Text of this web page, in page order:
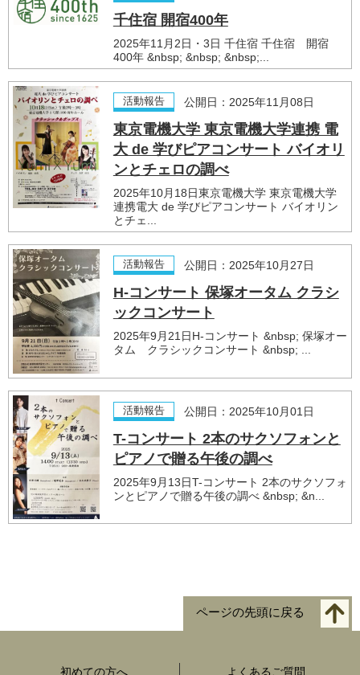
千住宿 開宿400年
2025年11月2日・3日 千住宿 千住宿 開宿
400年 &nbsp; &nbsp; &nbsp;...
活動報告 公開日：2025年11月08日
東京電機大学 東京電機大学連携 電
大 de 学びピアコンサート バイオリ
ンとチェロの調べ
2025年10月18日東京電機大学 東京電機大学
連携電大 de 学びピアコンサート バイオリン
とチェ...
活動報告 公開日：2025年10月27日
H-コンサート 保塚オータム クラシ
ックコンサート
2025年9月21日H-コンサート &nbsp; 保塚オー
タム クラシックコンサート &nbsp; ...
活動報告 公開日：2025年10月01日
T-コンサート 2本のサクソフォンと
ピアノで贈る午後の調べ
2025年9月13日T-コンサート 2本のサクソフォ
ンとピアノで贈る午後の調べ &nbsp; &n...
ページの先頭に戻る
初めての方へ よくあるご質問